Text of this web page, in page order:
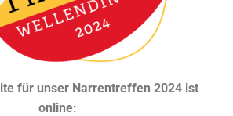
für unser Narrentreffen 2024 ist
online: